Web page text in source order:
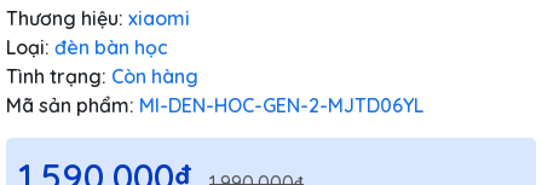
Thương hiệu: xiaomi
Loại: đèn bàn học
Tình trạng: Còn hàng
Mã sản phẩm: MI-DEN-HOC-GEN-2-MJTD06YL